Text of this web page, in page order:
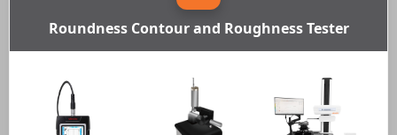
Roundness Contour and Roughness Tester